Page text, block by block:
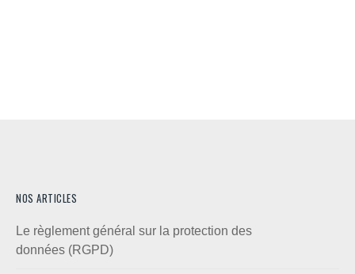
NOS ARTICLES
Le règlement général sur la protection des
données (RGPD)